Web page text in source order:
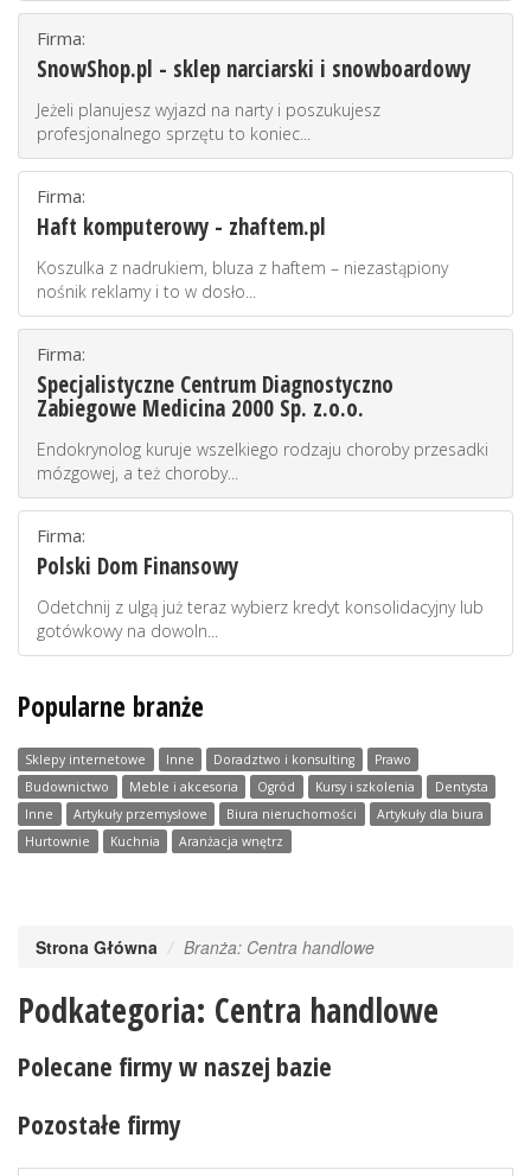
Firma:
SnowShop.pl - sklep narciarski i snowboardowy
Jeżeli planujesz wyjazd na narty i poszukujesz
profesjonalnego sprzętu to koniec...
Firma:
Haft komputerowy - zhaftem.pl
Koszulka z nadrukiem, bluza z haftem – niezastąpiony
nośnik reklamy i to w dosło...
Firma:
Specjalistyczne Centrum Diagnostyczno
Zabiegowe Medicina 2000 Sp. z.o.o.
Endokrynolog kuruje wszelkiego rodzaju choroby przesadki
mózgowej, a też choroby...
Firma:
Polski Dom Finansowy
Odetchnij z ulgą już teraz wybierz kredyt konsolidacyjny lub
gotówkowy na dowoln...
Popularne branże
Sklepy internetowe Inne Doradztwo i konsulting
Prawo
Budownictwo
Meble i akcesoria Ogród Kursy i szkolenia
Dentysta
Inne
Artykuły przemysłowe Biura nieruchomości
Artykuły dla biura
Hurtownie
Kuchnia Aranżacja wnętrz
Strona Główna Branża: Centra handlowe
Podkategoria: Centra handlowe
Polecane firmy w naszej bazie
Pozostałe firmy